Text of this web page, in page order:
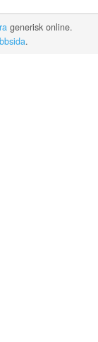
generisk online.
.